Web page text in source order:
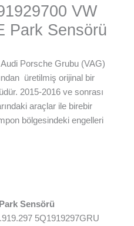
VW
Park Sensörü
Porsche Grubu (VAG)
üretilmiş orijinal bir
2015-2016 ve sonrası
araçlar ile birebir
bölgesindeki engelleri
Sensörü
5Q1919297GRU